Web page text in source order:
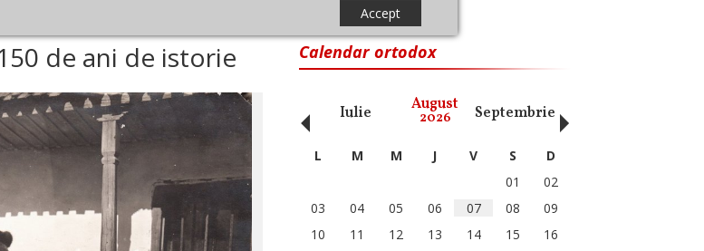
Accept
aproape 150 de ani de istorie
de ani de istorie Calendar ortodox
Martie Aprilie Iulie August
2026 Septembrie Octombrie
‹ L M M J V S
D
01
02
03
04 05 06 07 08
09
10
11 12 13 14 15
16